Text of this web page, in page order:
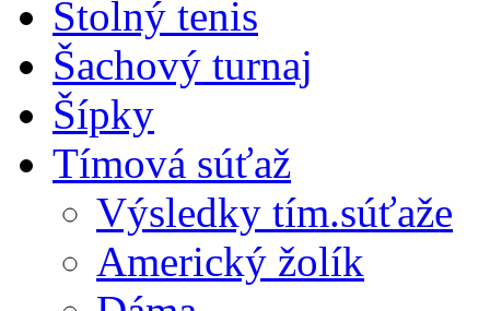
Stolný tenis
Šachový turnaj
Šípky
Tímová súťaž
Výsledky tím.súťaže
Americký žolík